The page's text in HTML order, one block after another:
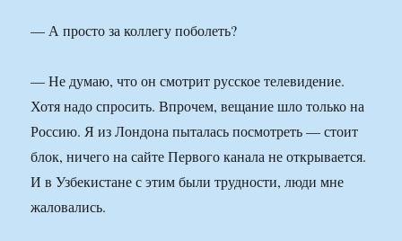
— А просто за коллегу поболеть?
— Не думаю, что он смотрит русское телевидение.
Хотя надо спросить. Впрочем, вещание шло только на
Россию. Я из Лондона пыталась посмотреть — стоит
блок, ничего на сайте Первого канала не открывается.
И в Узбекистане с этим были трудности, люди мне
жаловались.